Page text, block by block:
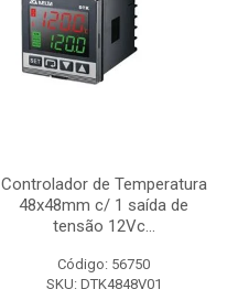
Controlador de Temperatura
48x48mm c/ 1 saída de
tensão 12Vc...
Código: 56750
SKU: DTK4848V01